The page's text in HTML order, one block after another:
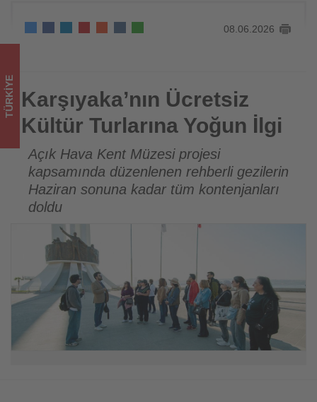
Tourexpi,
sizler
için
turizmde
olup
bitenleri
takip
ediyor!
08.06.2026
Karşıyaka’nın Ücretsiz Kültür Turlarına Yoğun İlgi
TÜRKIYE Karşıyaka’nın Ücretsiz
Kültür Turlarına Yoğun İlgi
Açık Hava Kent Müzesi projesi
kapsamında düzenlenen rehberli gezilerin
Haziran sonuna kadar tüm kontenjanları
doldu